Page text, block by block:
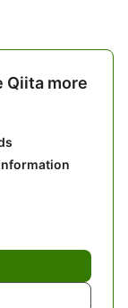
Qiita more